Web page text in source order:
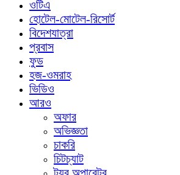
ওটিএ
হোটেল-মোটেল-রিসোর্ট
বিদেশযাত্রা
প্রবাস
ফুড
হজ-ওমরাহ
ভিডিও
আরও
অফার
অভিজ্ঞতা
চাকরি
চিটচ্যাট